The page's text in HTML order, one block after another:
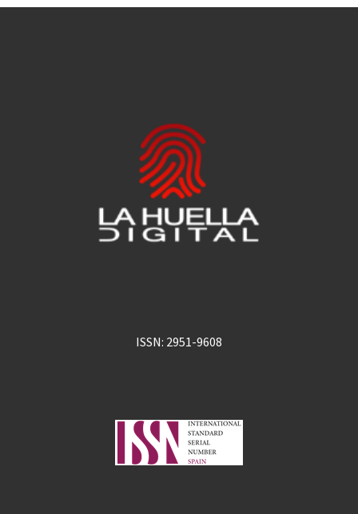
ISSN: 2951-9608